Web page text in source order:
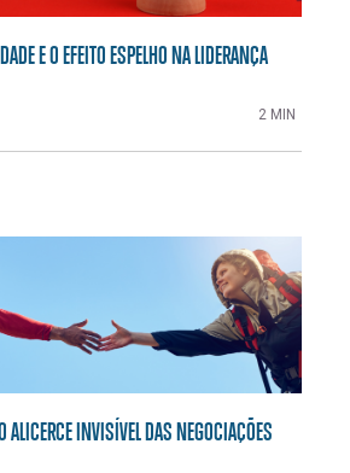
E O EFEITO ESPELHO NA LIDERANÇA
2 MIN
ALICERCE INVISÍVEL DAS NEGOCIAÇÕES